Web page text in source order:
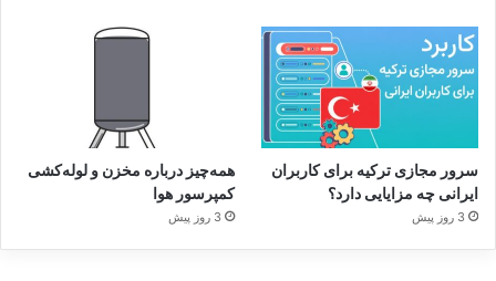
سرور مجازی ترکیه برای کاربران
ایرانی چه مزایایی دارد؟
3 روز پیش
همه‌چیز درباره مخزن و لوله‌کشی
کمپرسور هوا
3 روز پیش